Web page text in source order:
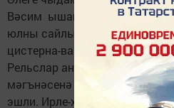
Вәсим ышанычлы һәм төпле
юлны сайлый. ФЗО
цистерна-вагоннар
Рельслар аның язмышына, ә
мәгънәсенә әверелә. Хатыны
эшли. Ирле-хатынлы бергә